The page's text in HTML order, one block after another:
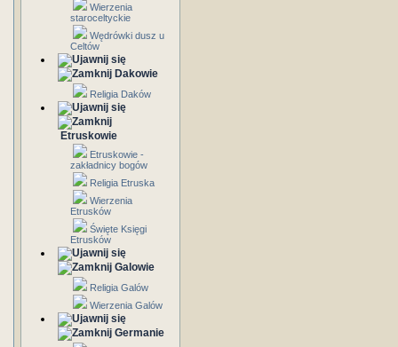
Wierzenia
staroceltyckie
Wędrówki dusz u
Celtów
Dakowie
Religia Daków
Etruskowie
Etruskowie -
zakładnicy bogów
Religia Etruska
Wierzenia
Etrusków
Święte Księgi
Etrusków
Galowie
Religia Galów
Wierzenia Galów
Germanie